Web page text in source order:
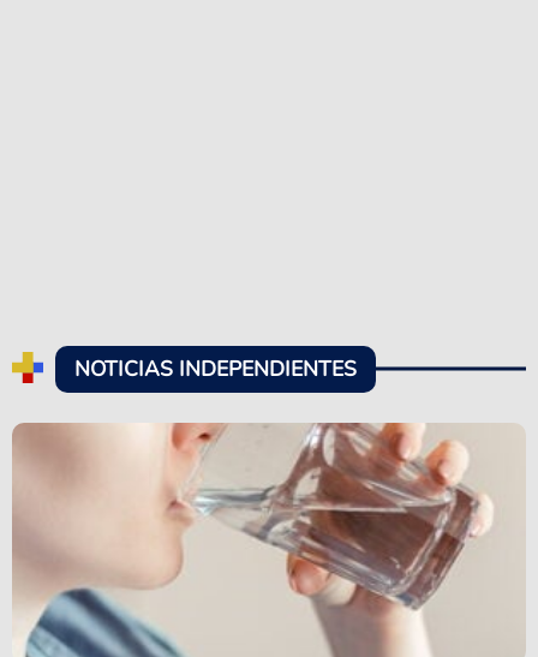
NOTICIAS INDEPENDIENTES